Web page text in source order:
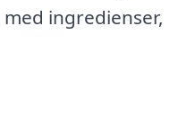
ingredienser,